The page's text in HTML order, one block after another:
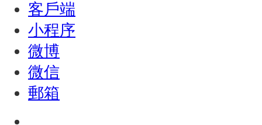
客戶端
小程序
微博
微信
郵箱